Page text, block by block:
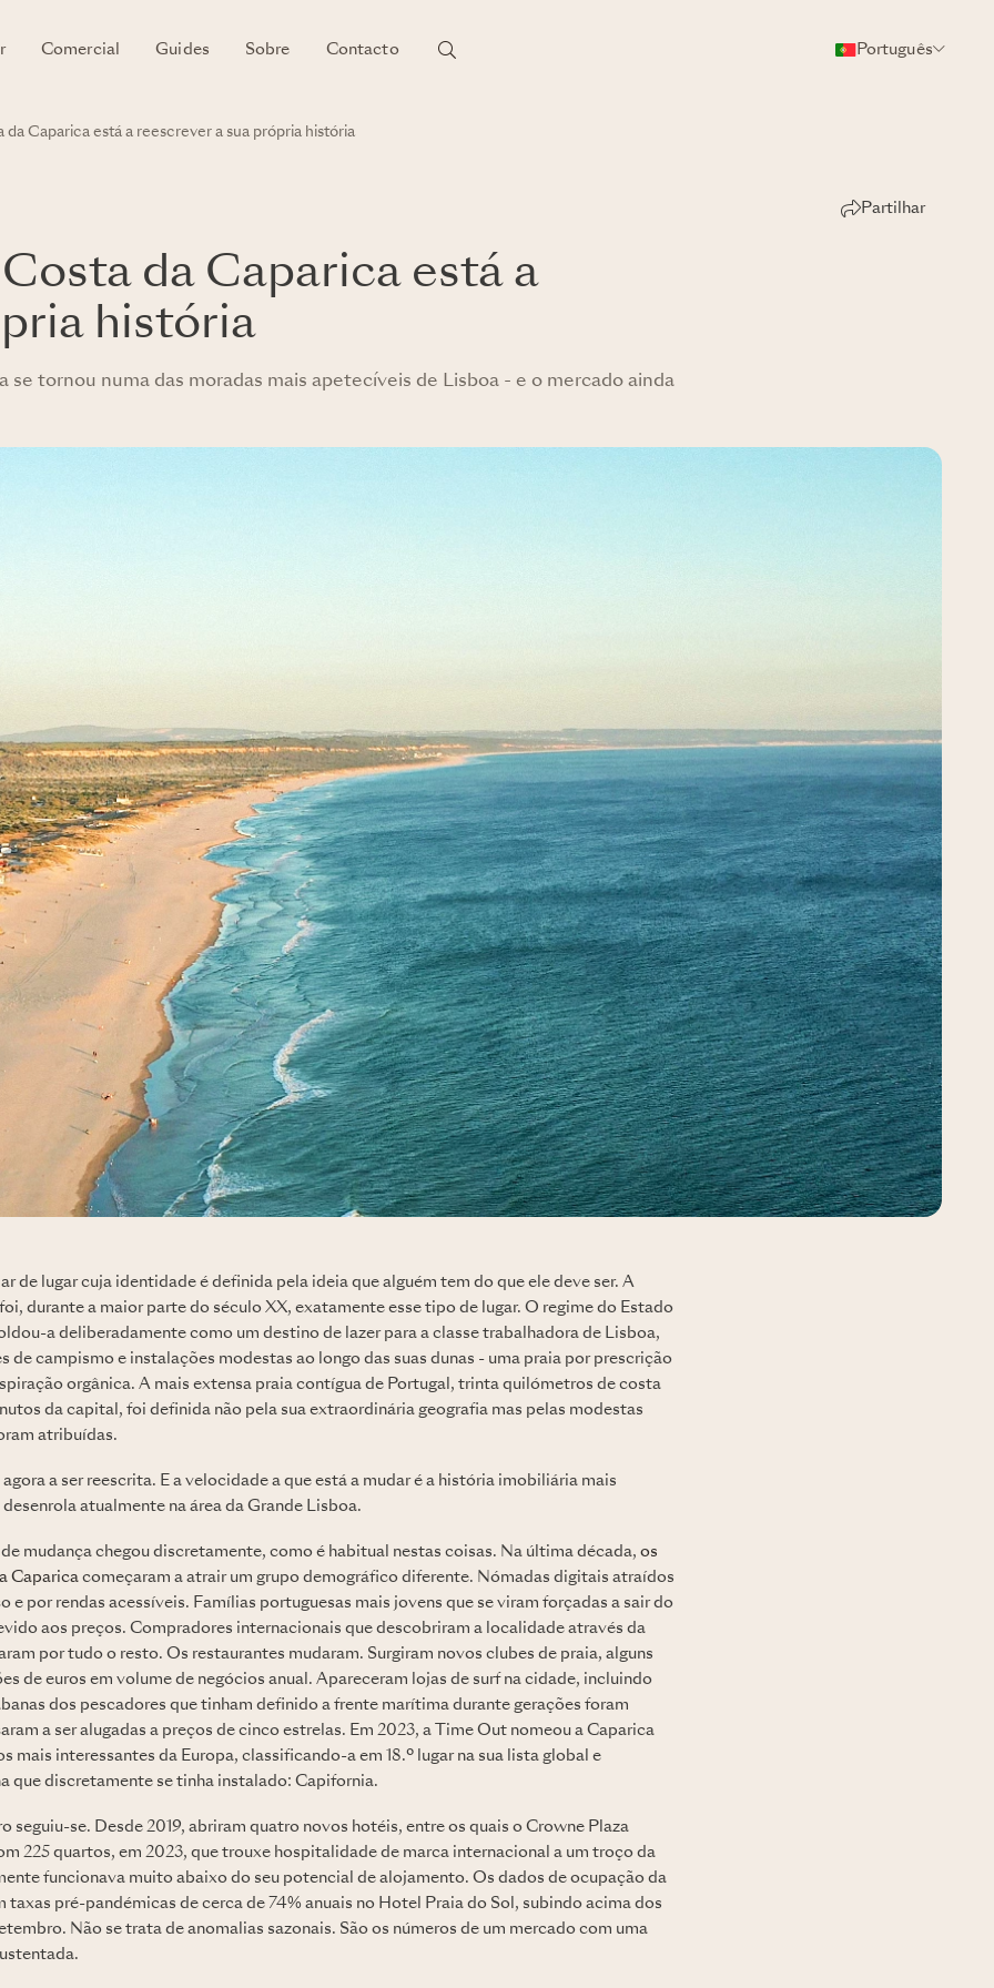
Comercial Guides Sobre Contacto Português
Caparica está a reescrever a sua própria história
Partilhar
da Caparica está a
história
tornou numa das moradas mais apetecíveis de Lisboa - e o mercado ainda
de lugar cuja identidade é definida pela ideia que alguém tem do que ele deve ser. A
durante a maior parte do século XX, exatamente esse tipo de lugar. O regime do Estado
a deliberadamente como um destino de lazer para a classe trabalhadora de Lisboa,
de campismo e instalações modestas ao longo das suas dunas - uma praia por prescrição
orgânica. A mais extensa praia contígua de Portugal, trinta quilómetros de costa
da capital, foi definida não pela sua extraordinária geografia mas pelas modestas
atribuídas.
a ser reescrita. E a velocidade a que está a mudar é a história imobiliária mais
atualmente na área da Grande Lisboa.
mudança chegou discretamente, como é habitual nestas coisas. Na última década, os
Caparica começaram a atrair um grupo demográfico diferente. Nómadas digitais atraídos
e por rendas acessíveis. Famílias portuguesas mais jovens que se viram forçadas a sair do
aos preços. Compradores internacionais que descobriram a localidade através da
por tudo o resto. Os restaurantes mudaram. Surgiram novos clubes de praia, alguns
de euros em volume de negócios anual. Apareceram lojas de surf na cidade, incluindo
dos pescadores que tinham definido a frente marítima durante gerações foram
a ser alugadas a preços de cinco estrelas. Em 2023, a Time Out nomeou a Caparica
mais interessantes da Europa, classificando-a em 18.º lugar na sua lista global e
que discretamente se tinha instalado: Capifornia.
seguiu-se. Desde 2019, abriram quatro novos hotéis, entre os quais o Crowne Plaza
225 quartos, em 2023, que trouxe hospitalidade de marca internacional a um troço da
funcionava muito abaixo do seu potencial de alojamento. Os dados de ocupação da
taxas pré-pandémicas de cerca de 74% anuais no Hotel Praia do Sol, subindo acima dos
Não se trata de anomalias sazonais. São os números de um mercado com uma